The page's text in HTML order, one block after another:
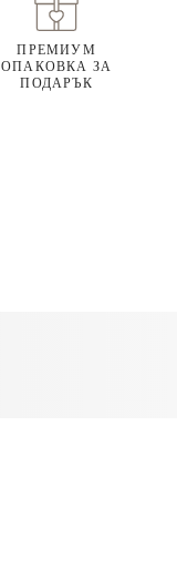
ПРЕМИУМ
ОПАКОВКА ЗА
ПОДАРЪК